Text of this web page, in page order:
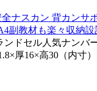
全ナスカン 背カ
副教材も楽々収納設
ンドセル人気ナン
厚16×高30（内寸